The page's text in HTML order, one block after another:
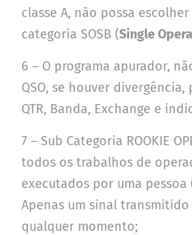
classe A, não possa
categoria SOSB (Single
6 – O programa apurador,
QSO, se houver
QTR, Banda, Exchange e
7 – Sub Categoria ROOKIE
todos os trabalhos de
executados por uma
Apenas um sinal
qualquer momento;